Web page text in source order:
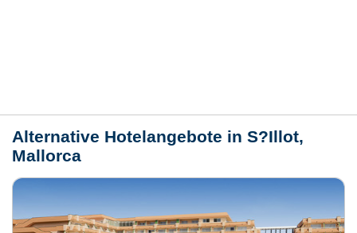
Alternative Hotelangebote in S?Illot,
Mallorca